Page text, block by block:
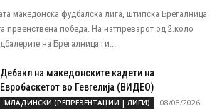
македонска фудбалска лига, штипска Брегалница
првенствена победа. На натпреварот од 2.коло
на Брегалница ги...
Дебакл на македонските кадети на
Евробаскетот во Гевгелија (ВИДЕО)
МЛАДИНСКИ (РЕПРЕЗЕНТАЦИИ | ЛИГИ) 08/08/2026